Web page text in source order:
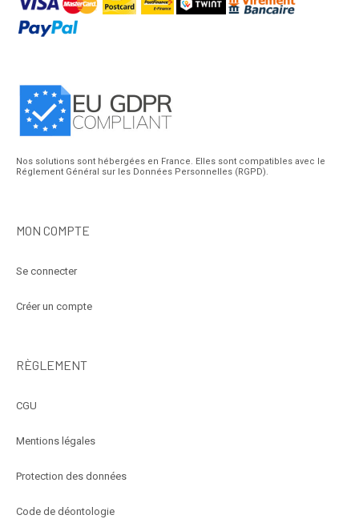
Nos solutions sont hébergées en France. Elles sont compatibles avec le
Réglement Général sur les Données Personnelles (RGPD).
MON COMPTE
Se connecter
Créer un compte
RÈGLEMENT
CGU
Mentions légales
Protection des données
Code de déontologie